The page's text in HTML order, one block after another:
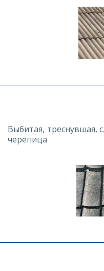
Выбитая, треснувшая,
черепица